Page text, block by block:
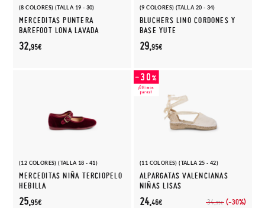
(8 COLORES) (TALLA 19 - 30)
MERCEDITAS PUNTERA
BAREFOOT LONA LAVADA
32,95€
(9 COLORES) (TALLA 20 - 34)
BLUCHERS LINO CORDONES Y
BASE YUTE
29,95€
(12 COLORES) (TALLA 18 - 41)
MERCEDITAS NIÑA TERCIOPELO
HEBILLA
25,95€
(11 COLORES) (TALLA 25 - 42)
ALPARGATAS VALENCIANAS
NIÑAS LISAS
34,95€ (-30%)
24,46€